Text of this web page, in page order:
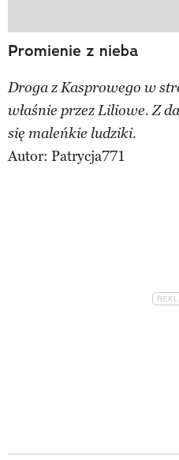
Promienie z nieba
Droga z Kasprowego w
właśnie przez Liliowe. Z
się maleńkie ludziki.
Autor: Patrycja771